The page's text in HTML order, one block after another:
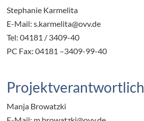
Stephanie Karmelita
E-Mail: s.karmelita@ovv.de
Tel: 04181 / 3409-40
PC Fax: 04181 –3409-99-40
Projektverantwortlich
Manja Browatzki